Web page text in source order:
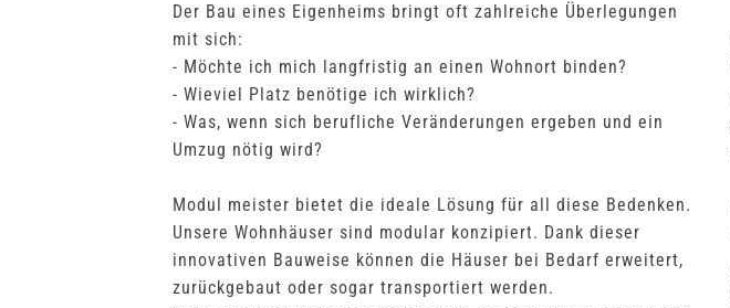
Der Bau eines Eigenheims bringt oft zahlreiche Überlegungen
mit sich:
- Möchte ich mich langfristig an einen Wohnort binden?
- Wieviel Platz benötige ich wirklich?
- Was, wenn sich berufliche Veränderungen ergeben und ein
Umzug nötig wird?
Modul meister bietet die ideale Lösung für all diese Bedenken.
Unsere Wohnhäuser sind modular konzipiert. Dank dieser
innovativen Bauweise können die Häuser bei Bedarf erweitert,
zurückgebaut oder sogar transportiert werden.